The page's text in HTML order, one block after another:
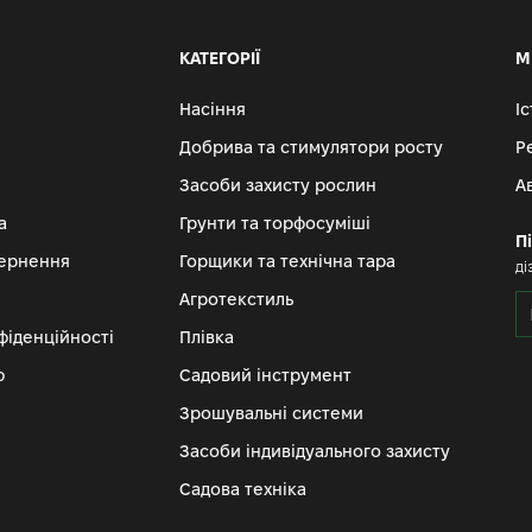
КАТЕГОРІЇ
Насіння
Добрива та стимулятори росту
Засоби захисту рослин
Грунти та торфосуміші
Горщики та технічна тара
Агротекстиль
Плівка
Садовий інструмент
Зрошувальні системи
Засоби індивідуального захисту
Садова техніка